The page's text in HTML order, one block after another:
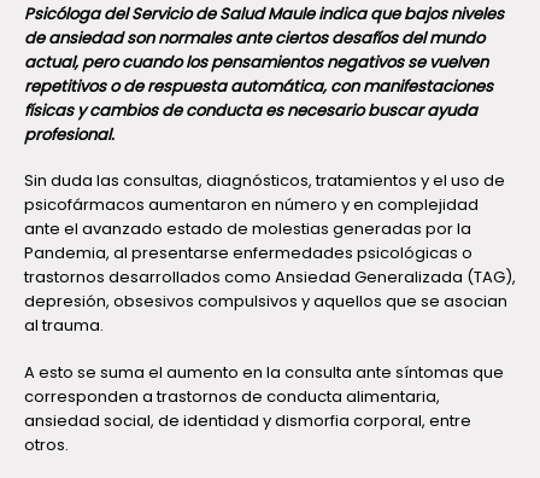
Psicóloga del Servicio de Salud Maule indica que bajos niveles
de ansiedad son normales ante ciertos desafíos del mundo
actual, pero cuando los pensamientos negativos se vuelven
repetitivos o de respuesta automática, con manifestaciones
físicas y cambios de conducta es necesario buscar ayuda
profesional.
Sin duda las consultas, diagnósticos, tratamientos y el uso de
psicofármacos aumentaron en número y en complejidad
ante el avanzado estado de molestias generadas por la
Pandemia, al presentarse enfermedades psicológicas o
trastornos desarrollados como Ansiedad Generalizada (TAG),
depresión, obsesivos compulsivos y aquellos que se asocian
al trauma.
A esto se suma el aumento en la consulta ante síntomas que
corresponden a trastornos de conducta alimentaria,
ansiedad social, de identidad y dismorfia corporal, entre
otros.